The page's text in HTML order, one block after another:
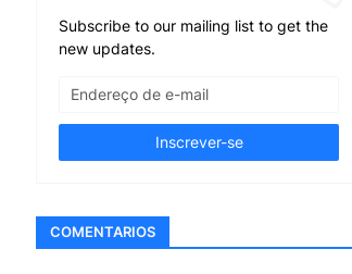
Subscribe to our mailing list to get the
new updates.
COMENTARIOS